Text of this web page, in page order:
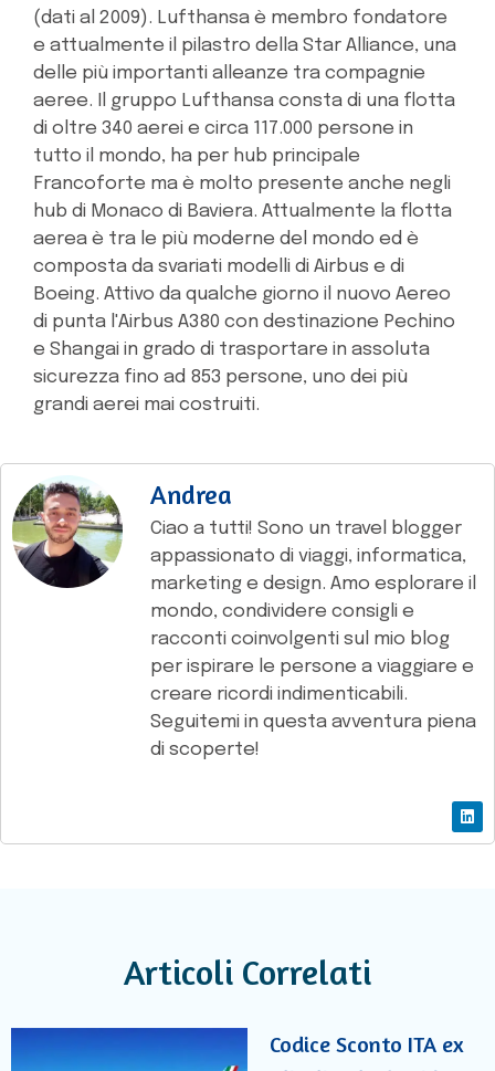
(dati al 2009). Lufthansa è membro fondatore
e attualmente il pilastro della Star Alliance, una
delle più importanti alleanze tra compagnie
aeree. Il gruppo Lufthansa consta di una flotta
di oltre 340 aerei e circa 117.000 persone in
tutto il mondo, ha per hub principale
Francoforte ma è molto presente anche negli
hub di Monaco di Baviera. Attualmente la flotta
aerea è tra le più moderne del mondo ed è
composta da svariati modelli di Airbus e di
Boeing. Attivo da qualche giorno il nuovo Aereo
di punta l'Airbus A380 con destinazione Pechino
e Shangai in grado di trasportare in assoluta
sicurezza fino ad 853 persone, uno dei più
grandi aerei mai costruiti.
Andrea
Ciao a tutti! Sono un travel blogger
appassionato di viaggi, informatica,
marketing e design. Amo esplorare il
mondo, condividere consigli e
racconti coinvolgenti sul mio blog
per ispirare le persone a viaggiare e
creare ricordi indimenticabili.
Seguitemi in questa avventura piena
di scoperte!
Articoli Correlati
Codice Sconto ITA ex